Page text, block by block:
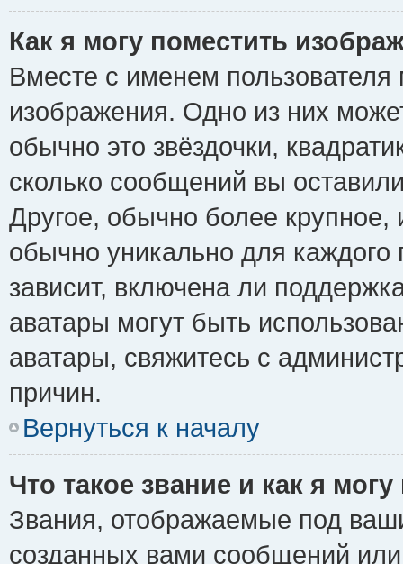
Как я могу поместить
Вместе с именем пользователя
изображения. Одно из них
обычно это звёздочки,
сколько сообщений вы
Другое, обычно более крупное,
обычно уникально для каждого
зависит, включена ли
аватары могут быть
аватары, свяжитесь с
причин.
Вернуться к началу
Что такое звание и как я
Звания, отображаемые под
созданных вами сообщений